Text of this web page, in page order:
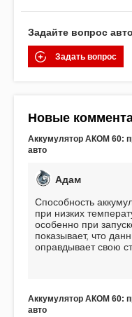
Задайте вопрос
Задать вопрос
Новые
Аккумулятор АКОМ 60:
авто
Адам
Способность
при низких
особенно при
показывает, что
оправдывает свою
пожалел. Считаю,
Аккумулятор АКОМ 60:
авто